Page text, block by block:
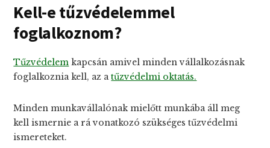
Kell-e tűzvédelemmel
foglalkoznom?
Tűzvédelem kapcsán amivel minden vállalkozásnak
foglalkoznia kell, az atűzvédelmi oktatás.
Minden munkavállalónak mielőtt munkába áll meg
kell ismernie a rá vonatkozó szükséges tűzvédelmi
ismereteket.